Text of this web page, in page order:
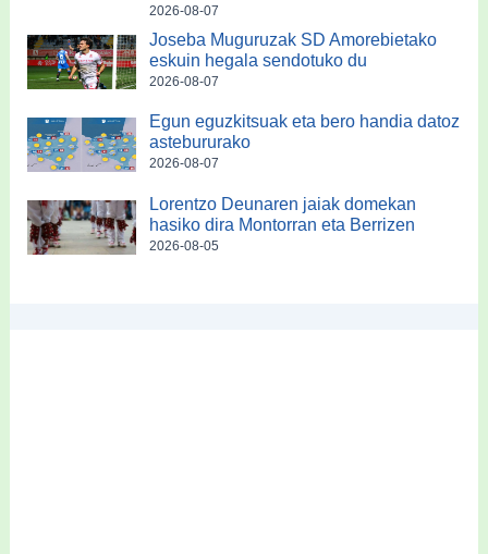
2026-08-07
Joseba Muguruzak SD Amorebietako
eskuin hegala sendotuko du
2026-08-07
Egun eguzkitsuak eta bero handia datoz
astebururako
2026-08-07
Lorentzo Deunaren jaiak domekan
hasiko dira Montorran eta Berrizen
2026-08-05